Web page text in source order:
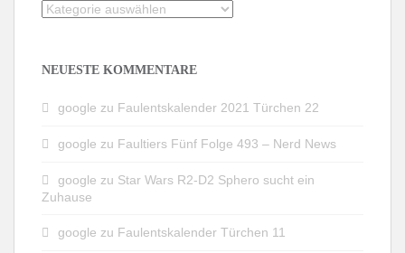
Kategorien
NEUESTE KOMMENTARE
google zu Faulentskalender 2021 Türchen 22
google zu Faultiers Fünf Folge 493 – Nerd News
google zu Star Wars R2-D2 Sphero sucht ein
Zuhause
google zu Faulentskalender Türchen 11